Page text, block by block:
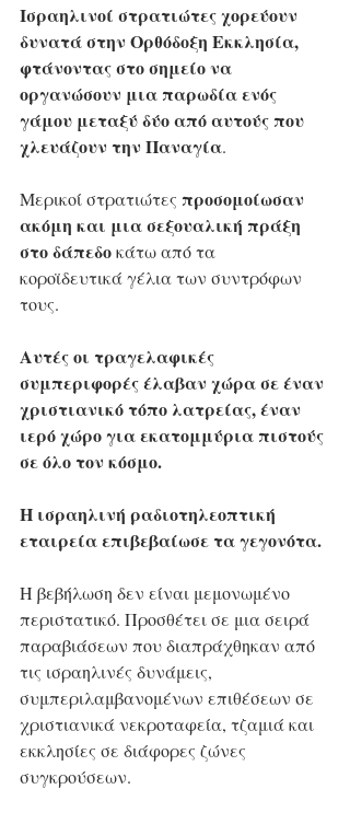
Ισραηλινοί στρατιώτες χορεύουν
δυνατά στην Ορθόδοξη Εκκλησία,
φτάνοντας στο σημείο να
οργανώσουν μια παρωδία ενός
γάμου μεταξύ δύο από αυτούς που
χλευάζουν την Παναγία.
Μερικοί στρατιώτες προσομοίωσαν
ακόμη και μια σεξουαλική πράξη
στο δάπεδο κάτω από τα
κοροϊδευτικά γέλια των συντρόφων
τους.
Αυτές οι τραγελαφικές
συμπεριφορές έλαβαν χώρα σε έναν
χριστιανικό τόπο λατρείας, έναν
ιερό χώρο για εκατομμύρια πιστούς
σε όλο τον κόσμο.
Η ισραηλινή ραδιοτηλεοπτική
εταιρεία επιβεβαίωσε τα γεγονότα.
Η βεβήλωση δεν είναι μεμονωμένο
περιστατικό. Προσθέτει σε μια σειρά
παραβιάσεων που διαπράχθηκαν από
τις ισραηλινές δυνάμεις,
συμπεριλαμβανομένων επιθέσεων σε
χριστιανικά νεκροταφεία, τζαμιά και
εκκλησίες σε διάφορες ζώνες
συγκρούσεων.